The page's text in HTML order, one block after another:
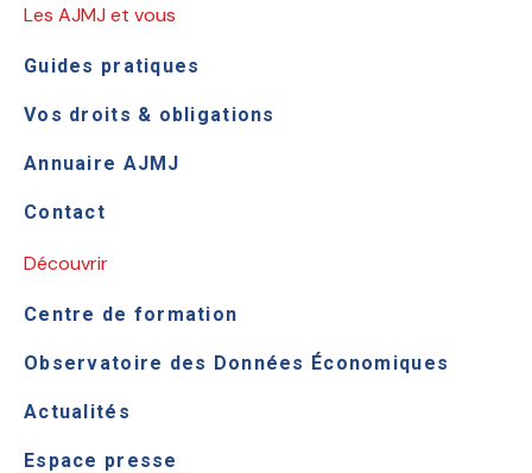
Les AJMJ et vous
Guides pratiques
Vos droits & obligations
Annuaire AJMJ
Contact
Découvrir
Centre de formation
Observatoire des Données Économiques
Actualités
Espace presse